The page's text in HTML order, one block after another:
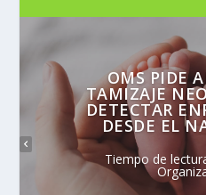
OMS PIDE
TAMIZAJE
DETECTAR
DESDE EL
Tiempo de